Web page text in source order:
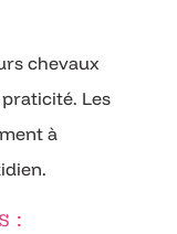
chevaux
Les
à
: